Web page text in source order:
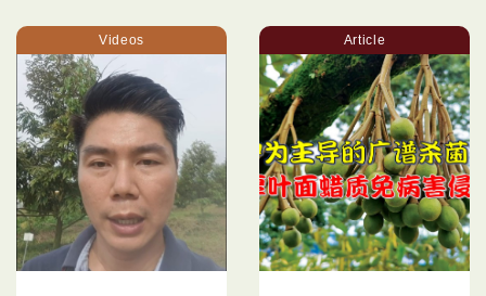
Videos Article